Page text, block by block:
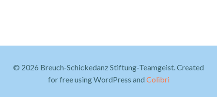
© 2026 Breuch-Schickedanz Stiftung-Teamgeist. Created
for free using WordPress and Colibri